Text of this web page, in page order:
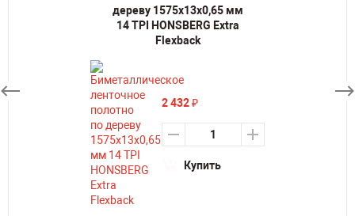
дереву 1575х13х0,65 мм
14 TPI HONSBERG Extra
Flexback
2 432₽
Купить